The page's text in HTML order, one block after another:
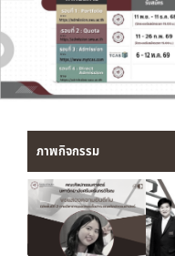
ภาพกิจกรรม